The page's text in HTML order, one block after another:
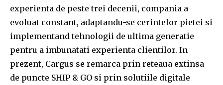
experienta de peste trei decenii, compania a
evoluat constant, adaptandu-se cerintelor pietei si
implementand tehnologii de ultima generatie
pentru a imbunatati experienta clientilor. In
prezent, Cargus se remarca prin reteaua extinsa
de puncte SHIP & GO si prin solutiile digitale